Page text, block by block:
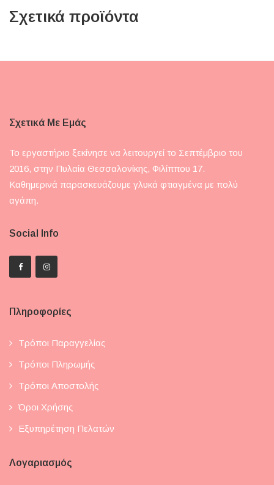
Σχετικά προϊόντα
Σχετικά Με Εμάς
Το εργαστήριο ξεκίνησε να λειτουργεί το Σεπτέμβριο του
2016, στην Πυλαία Θεσσαλονίκης, Φιλίππου 17.
Καθημερινά παρασκευάζουμε γλυκά φτιαγμένα με πολύ
αγάπη.
Social Info
Πληροφορίες
Τρόποι Παραγγελίας
Τρόποι Πληρωμής
Τρόποι Αποστολής
Όροι Χρήσης
Εξυπηρέτηση Πελατών
Λογαριασμός